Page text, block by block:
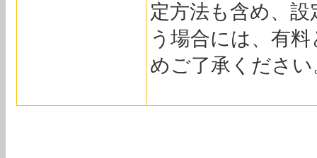
定方法も含め、
う場合には、有
めご了承ください